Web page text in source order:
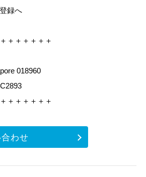
録へ
＋＋＋＋＋＋
018960
＋＋＋＋＋＋
わせ